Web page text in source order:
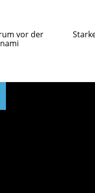
vor der